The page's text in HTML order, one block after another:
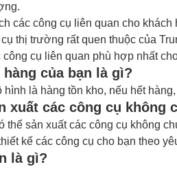
các công cụ liên quan cho
thị trường rất quen thuộc của
cụ liên quan phù hợp nhất
của bạn là gì?
hình là hàng tồn kho, nếu hết
xuất các công cụ không
thể sản xuất các công cụ không
kế các công cụ cho bạn theo
là gì?